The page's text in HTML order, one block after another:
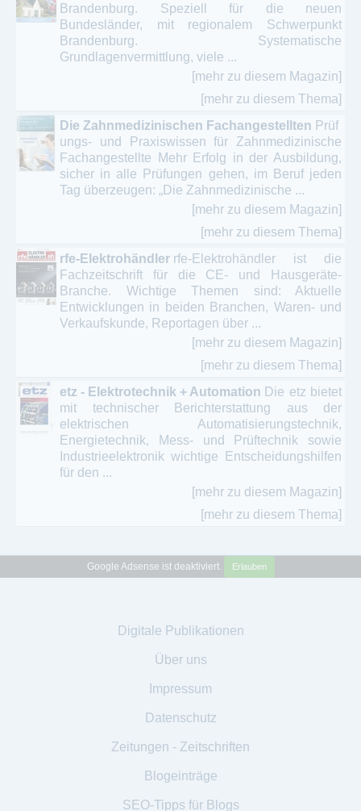
Brandenburg. Speziell für die neuen
Bundesländer, mit regionalem Schwerpunkt
Brandenburg. Systematische
Grundlagenvermittlung, viele ...
[mehr zu diesem Magazin]
[mehr zu diesem Thema]
Die Zahnmedizinischen Fachangestellten Prüf
ungs- und Praxiswissen für Zahnmedizinische
Fachangestellte Mehr Erfolg in der Ausbildung,
sicher in alle Prüfungen gehen, im Beruf jeden
Tag überzeugen: „Die Zahnmedizinische ...
[mehr zu diesem Magazin]
[mehr zu diesem Thema]
rfe-Elektrohändler rfe-Elektrohändler ist die
Fachzeitschrift für die CE- und Hausgeräte-
Branche. Wichtige Themen sind: Aktuelle
Entwicklungen in beiden Branchen, Waren- und
Verkaufskunde, Reportagen über ...
[mehr zu diesem Magazin]
[mehr zu diesem Thema]
etz - Elektrotechnik + Automation Die etz bietet
mit technischer Berichterstattung aus der
elektrischen Automatisierungstechnik,
Energietechnik, Mess- und Prüftechnik sowie
Industrieelektronik wichtige Entscheidungshilfen
für den ...
[mehr zu diesem Magazin]
[mehr zu diesem Thema]
Google Adsense ist deaktiviert. Erlauben
Digitale Publikationen
Über uns
Impressum
Datenschutz
Zeitungen - Zeitschriften
Blogeinträge
SEO-Tipps für Blogs